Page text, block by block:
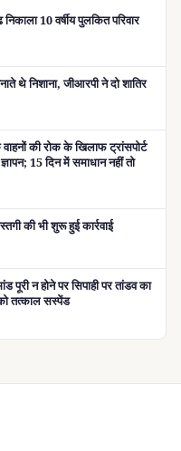
10 वर्षीय पुलकित परिवार
थे निशाना, जीआरपी ने दो शातिर
की रोक के खिलाफ ट्रांसपोर्ट
15 दिन में समाधान नहीं तो
की भी शुरू हुई कार्रवाई
पूरी न होने पर सिपाही पर तांडव का
तत्काल सस्पेंड